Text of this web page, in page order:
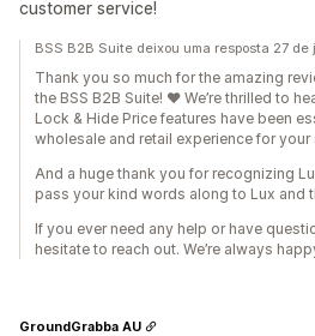
customer service!
BSS B2B Suite deixou uma resposta 27
Thank you so much for the amazing
the BSS B2B Suite! ❤️ We’re thrilled to
Lock & Hide Price features have been
wholesale and retail experience for your
And a huge thank you for recognizing
pass your kind words along to Lux and
If you ever need any help or have
hesitate to reach out. We’re always
GroundGrabba AU